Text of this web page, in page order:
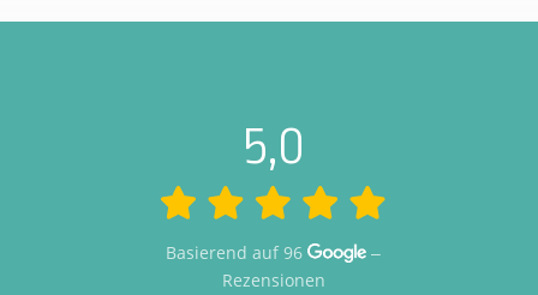
5,0
Basierend auf 96
–
Rezensionen